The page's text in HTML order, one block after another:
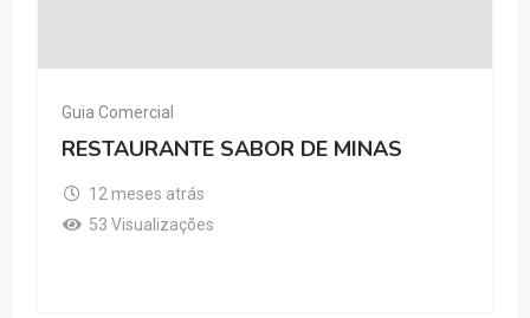
Guia Comercial
RESTAURANTE SABOR DE MINAS
12 meses atrás
53 Visualizações